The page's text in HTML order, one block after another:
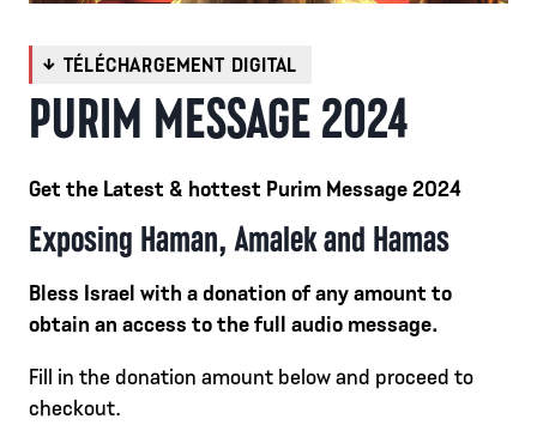
PURIM MESSAGE 2024
Get the Latest & hottest Purim Message 2024
Exposing Haman, Amalek and Hamas
Bless Israel with a donation of any amount to
obtain an access to the full audio message.
Fill in the donation amount below and proceed to
checkout.